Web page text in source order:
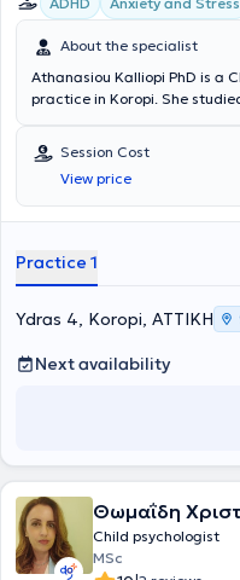
About the specialist
Athanasiou Kalliopi PhD is a
practice in Koropi. She
Medicine (PhD) from the
specialized in Special
at the Skopelos Health
(MEY) of the "P. & A.
Psychotherapy.
Session Cost
View price
Practice 1
Ydras 4, Koropi, ΑΤΤΙΚΗ
Next availability
Θωμαΐδη
Child psychologist
MSc